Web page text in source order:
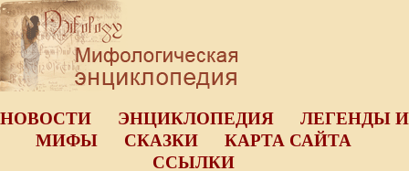
НОВОСТИ ЭНЦИКЛОПЕДИЯ
ЛЕГЕНДЫ И
МИФЫ
СКАЗКИ
КАРТА САЙТА
ССЫЛКИ